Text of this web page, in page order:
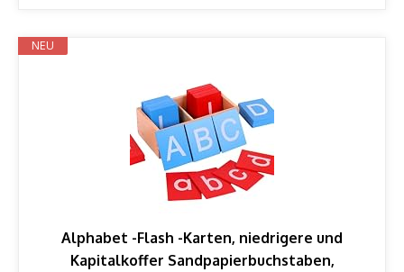
NEU
Alphabet -Flash -Karten, niedrigere und
Kapitalkoffer Sandpapierbuchstaben,